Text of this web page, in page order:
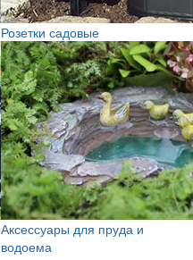
Розетки садовые
Аксессуары для пруда и
водоема